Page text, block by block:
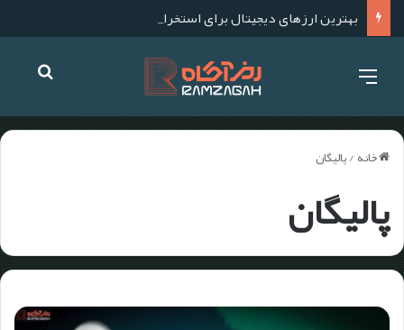
خانه/پالیگان
پالیگان